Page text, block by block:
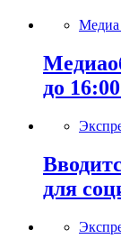
Медиа
до
для